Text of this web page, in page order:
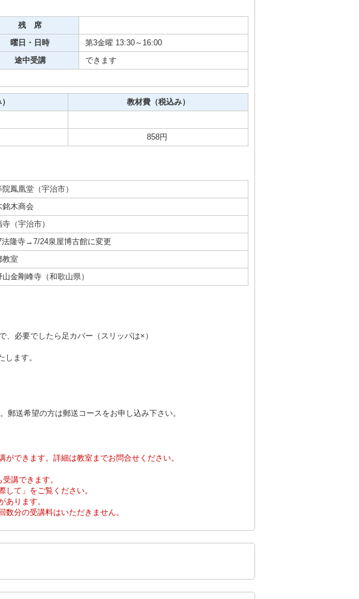
残 席
曜日・日時 第3金曜 13:30～16:00
途中受講 できます
教材費（税込み）
858円
院鳳凰堂（宇治市）
銘木商会
寺（宇治市）
法隆寺→7/24泉屋博古館に変更
教室
山金剛峰寺（和歌山県）
、必要でしたら足カバー（スリッパは×）
ます。
郵送希望の方は郵送コースをお申し込み下さい。
できます。詳細は教室までお問合せください。
講できます。
して」をご覧ください。
あります。
分の受講料はいただきません。